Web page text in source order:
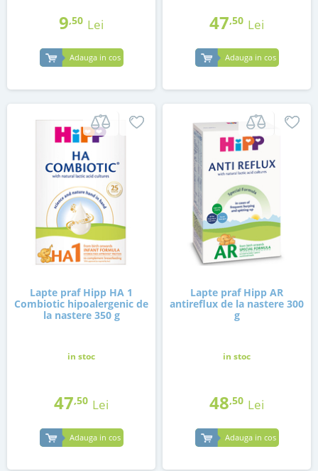
9,50 Lei
Adauga in cos
47,50 Lei
Adauga in cos
Lapte praf Hipp HA 1
Combiotic hipoalergenic de
la nastere 350 g
in stoc
47,50 Lei
Adauga in cos
Lapte praf Hipp AR
antireflux de la nastere 300
g
in stoc
48,50 Lei
Adauga in cos